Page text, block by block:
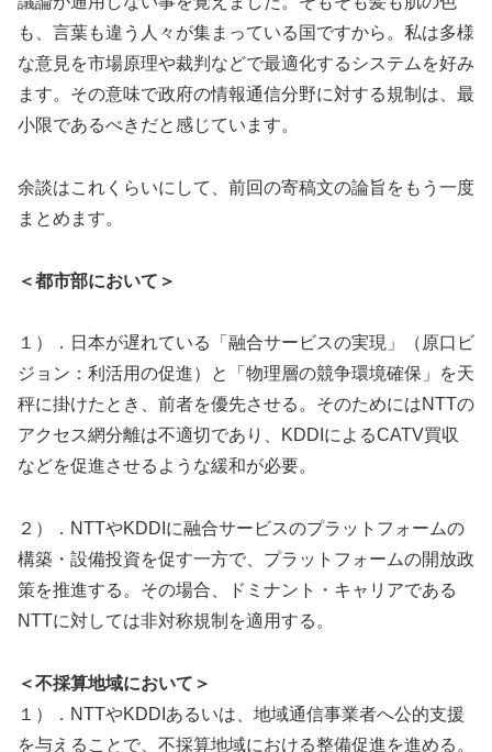
も、言葉も違う人々が集まっている国ですから。私は多様
な意見を市場原理や裁判などで最適化するシステムを好み
ます。その意味で政府の情報通信分野に対する規制は、最
小限であるべきだと感じています。
余談はこれくらいにして、前回の寄稿文の論旨をもう一度
まとめます。
＜都市部において＞
１）．日本が遅れている「融合サービスの実現」（原口ビ
ジョン：利活用の促進）と「物理層の競争環境確保」を天
秤に掛けたとき、前者を優先させる。そのためにはNTTの
アクセス網分離は不適切であり、KDDIによるCATV買収
などを促進させるような緩和が必要。
２）．NTTやKDDIに融合サービスのプラットフォームの
構築・設備投資を促す一方で、プラットフォームの開放政
策を推進する。その場合、ドミナント・キャリアである
NTTに対しては非対称規制を適用する。
＜不採算地域において＞
１）．NTTやKDDIあるいは、地域通信事業者へ公的支援
を与えることで、不採算地域における整備促進を進める。